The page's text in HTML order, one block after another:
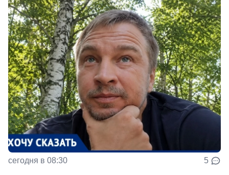
сегодня в 08:30 5